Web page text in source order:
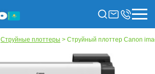
Струйные плоттеры > Струйный плоттер Canon